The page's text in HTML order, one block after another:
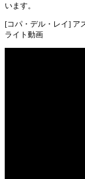
います。
[コパ・デル・レイ] ア
ライト動画